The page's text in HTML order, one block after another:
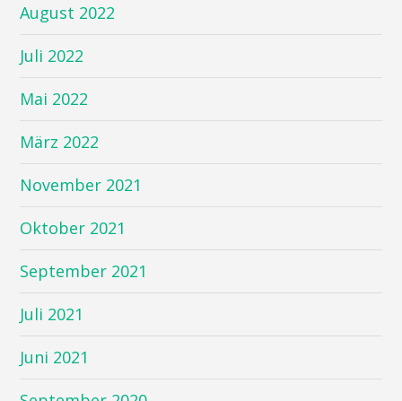
August 2022
Juli 2022
Mai 2022
März 2022
November 2021
Oktober 2021
September 2021
Juli 2021
Juni 2021